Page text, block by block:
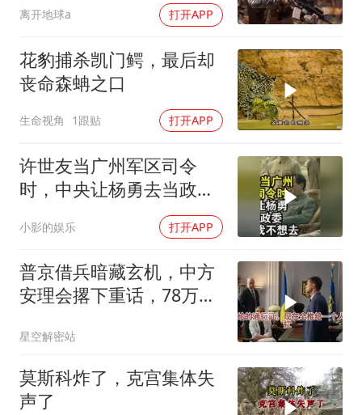
离开地球a 打开APP
花豹捕杀凯门鳄，最后却
丧命森蚺之口
生命视角 1跟贴 打开APP
许世友当广州军区司令
时，中央让杨勇去当政
委，杨勇说：我不想去
小影的娱乐 打开APP
普京借兵暗藏玄机，中方
安理会撂下重话，78万件
星空解密站
莫斯科炸了，克宫集体失
声了